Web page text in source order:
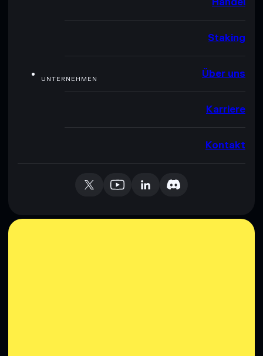
Staking
UNTERNEHMEN Über uns
Karriere
Kontakt